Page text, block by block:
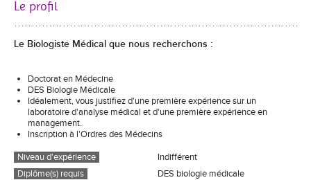
Le profil
Le Biologiste Médical que nous recherchons :
Doctorat en Médecine
DES Biologie Médicale
Idéalement, vous justifiez d'une première expérience sur un
laboratoire d'analyse médical et d'une première expérience en
management.
Inscription à l'Ordres des Médecins
Niveau d'expérience
Indifférent
Diplôme(s) requis
DES biologie médicale